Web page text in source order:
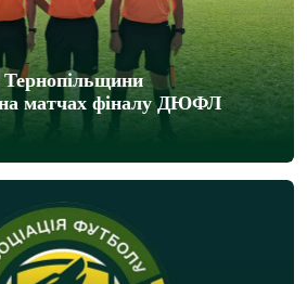
Тернопільщини
матчах фіналу ДЮФЛ